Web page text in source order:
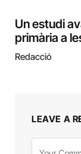
Un estudi
primària a
Redacció
LEAVE A